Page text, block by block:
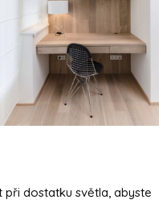
dostatku světla, abyste